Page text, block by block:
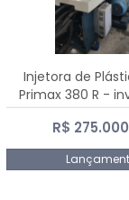
Injetora de
Primax 380 R -
frequência
R$